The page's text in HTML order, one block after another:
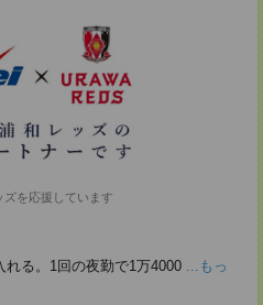
ズを応援しています
る。1回の夜勤で1万4000 ...もっ